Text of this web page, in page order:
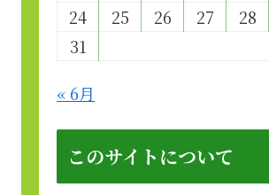
24
25 26 27 28
31
« 6月
このサイトについて